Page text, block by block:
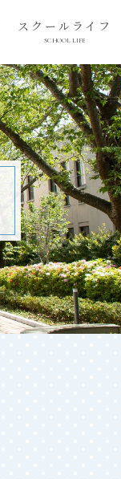
スクールライフ
SCHOOL LIFE